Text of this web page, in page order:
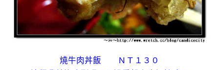
燒牛肉丼飯 ＮＴ１３０